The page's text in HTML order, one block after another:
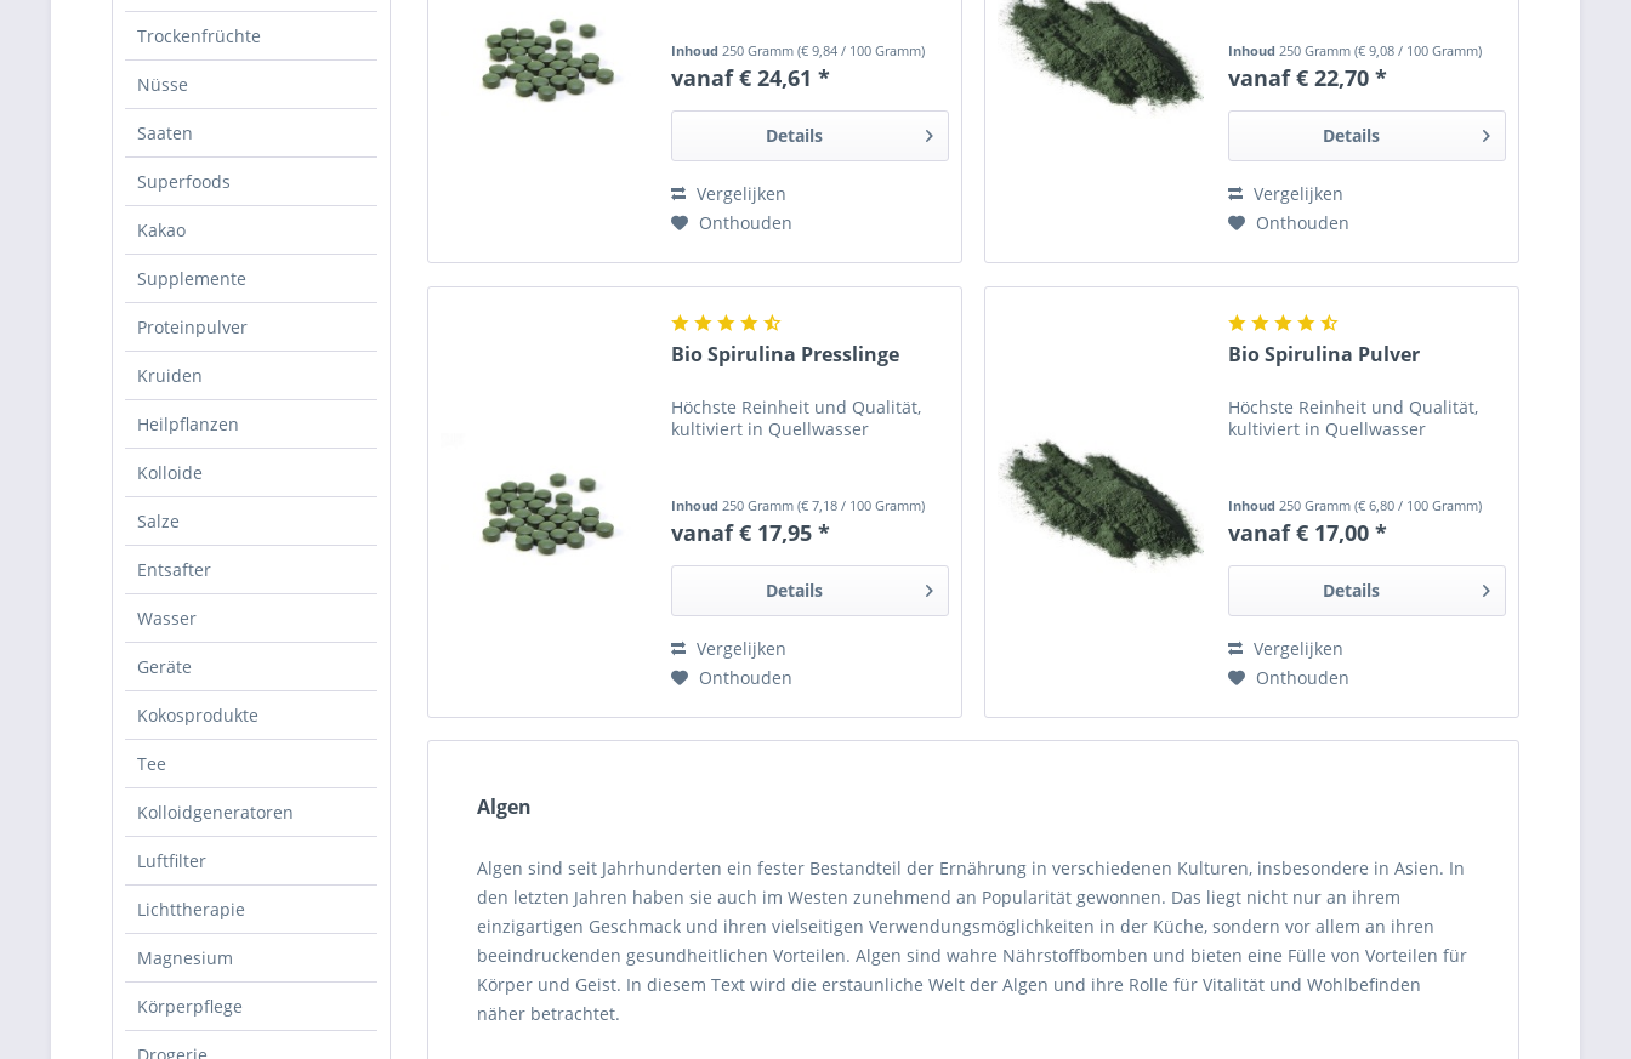
Trockenfrüchte
Nüsse
Saaten
Superfoods
Kakao
Supplemente
Proteinpulver
Kruiden
Heilpflanzen
Kolloide
Salze
Entsafter
Wasser
Geräte
Kokosprodukte
Tee
Kolloidgeneratoren
Luftfilter
Lichttherapie
Magnesium
Körperpflege
Inhoud250 Gramm(€ 9,84 / 100 Gramm)
vanaf € 24,61 *
Details
Vergelijken
Onthouden
Inhoud250 Gramm(€ 9,08 / 100 Gramm)
vanaf € 22,70 *
Details
Vergelijken
Onthouden
Bio Spirulina Presslinge
Höchste Reinheit und Qualität,
kultiviert in Quellwasser
Inhoud 250 Gramm(€ 7,18 / 100 Gramm)
vanaf € 17,95 *
Details
Vergelijken
Onthouden
Bio Spirulina Pulver
Höchste Reinheit und Qualität,
kultiviert in Quellwasser
Inhoud 250 Gramm(€ 6,80 / 100 Gramm)
vanaf € 17,00 *
Details
Vergelijken
Onthouden
Algen
Algen sind seit Jahrhunderten ein fester Bestandteil der Ernährung in verschiedenen Kulturen, insbesondere in Asien. In
den letzten Jahren haben sie auch im Westen zunehmend an Popularität gewonnen. Das liegt nicht nur an ihrem
einzigartigen Geschmack und ihren vielseitigen Verwendungsmöglichkeiten in der Küche, sondern vor allem an ihren
beeindruckenden gesundheitlichen Vorteilen. Algen sind wahre Nährstoffbomben und bieten eine Fülle von Vorteilen für
Körper und Geist. In diesem Text wird die erstaunliche Welt der Algen und ihre Rolle für Vitalität und Wohlbefinden
näher betrachtet.